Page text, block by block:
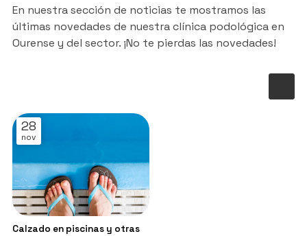
En nuestra sección de noticias te mostramos las
últimas novedades de nuestra clínica podológica en
Ourense y del sector. ¡No te pierdas las novedades!
28
nov
Calzado en piscinas y otras